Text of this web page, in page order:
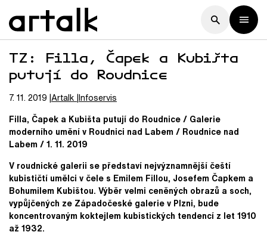
TZ: Filla, Čapek a Kubišta
putují do Roudnice
7. 11. 2019 Artalk Infoservis
Filla, Čapek a Kubišta putují do Roudnice / Galerie
moderního umění v Roudnici nad Labem / Roudnice nad
Labem / 1. 11. 2019
V roudnické galerii se představí nejvýznamnější čeští
kubističtí umělci v čele s Emilem Fillou, Josefem Čapkem a
Bohumilem Kubištou. Výběr velmi ceněných obrazů a soch,
vypůjčených ze Západočeské galerie v Plzni, bude
koncentrovaným koktejlem kubistických tendencí z let 1910
až 1932.